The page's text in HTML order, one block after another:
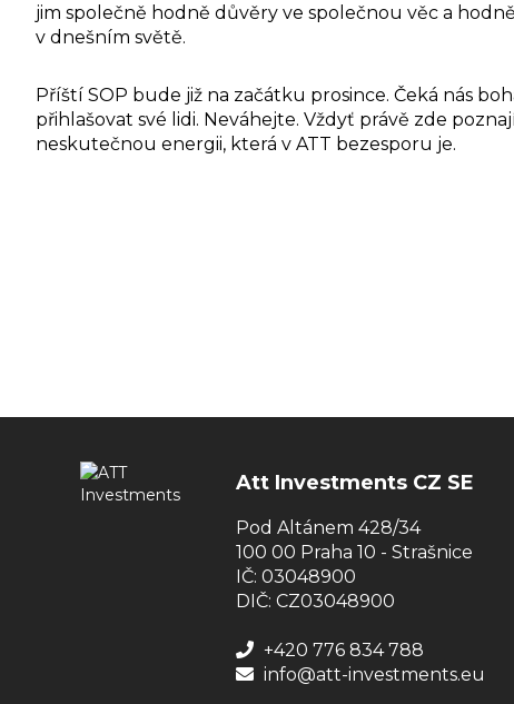
jim společně hodně důvěry ve společnou věc a
v dnešním světě.
Příští SOP bude již na začátku prosince. Čeká nás
přihlašovat své lidi. Neváhejte. Vždyť právě zde
neskutečnou energii, která v ATT bezesporu je.
Att Investments CZ SE
Pod Altánem 428/34
100 00 Praha 10 - Strašnice
IČ: 03048900
DIČ: CZ03048900
+420 776 834 788
info@att-investments.eu